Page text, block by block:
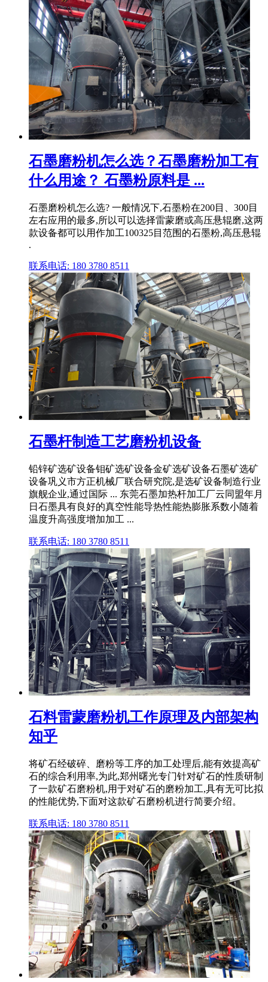
石墨磨粉机怎么选？石墨磨粉加工有
什么用途？ 石墨粉原料是 ...
石墨磨粉机怎么选? 一般情况下,石墨粉在200目、300目
左右应用的最多,所以可以选择雷蒙磨或高压悬辊磨,这两
款设备都可以用作加工100325目范围的石墨粉,高压悬辊
.
联系电话: 180 3780 8511
石墨杆制造工艺磨粉机设备
铅锌矿选矿设备钼矿选矿设备金矿选矿设备石墨矿选矿
设备巩义市方正机械厂联合研究院,是选矿设备制造行业
旗舰企业,通过国际 ... 东莞石墨加热杆加工厂云同盟年月
日石墨具有良好的真空性能导热性能热膨胀系数小随着
温度升高强度增加加工 ...
联系电话: 180 3780 8511
石料雷蒙磨粉机工作原理及内部架构
知乎
将矿石经破碎、磨粉等工序的加工处理后,能有效提高矿
石的综合利用率,为此,郑州曙光专门针对矿石的性质研制
了一款矿石磨粉机,用于对矿石的磨粉加工,具有无可比拟
的性能优势,下面对这款矿石磨粉机进行简要介绍。
联系电话: 180 3780 8511